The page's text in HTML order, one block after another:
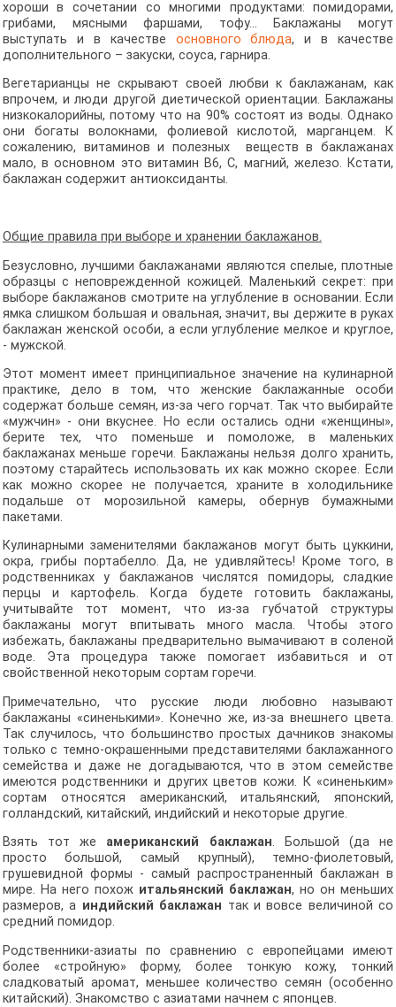
хороши в сочетании со многими продуктами: помидорами,
грибами, мясными фаршами, тофу… Баклажаны могут
выступать и в качестве основного блюда, и в качестве
дополнительного – закуски, соуса, гарнира.
Вегетарианцы не скрывают своей любви к баклажанам, как
впрочем, и люди другой диетической ориентации. Баклажаны
низкокалорийны, потому что на 90% состоят из воды. Однако
они богаты волокнами, фолиевой кислотой, марганцем. К
сожалению, витаминов и полезных веществ в баклажанах
мало, в основном это витамин В6, С, магний, железо. Кстати,
баклажан содержит антиоксиданты.
Общие правила при выборе и хранении баклажанов.
Безусловно, лучшими баклажанами являются спелые, плотные
образцы с неповрежденной кожицей. Маленький секрет: при
выборе баклажанов смотрите на углубление в основании. Если
ямка слишком большая и овальная, значит, вы держите в руках
баклажан женской особи, а если углубление мелкое и круглое,
- мужской.
Этот момент имеет принципиальное значение на кулинарной
практике, дело в том, что женские баклажанные особи
содержат больше семян, из-за чего горчат. Так что выбирайте
«мужчин» - они вкуснее. Но если остались одни «женщины»,
берите тех, что поменьше и помоложе, в маленьких
баклажанах меньше горечи. Баклажаны нельзя долго хранить,
поэтому старайтесь использовать их как можно скорее. Если
как можно скорее не получается, храните в холодильнике
подальше от морозильной камеры, обернув бумажными
пакетами.
Кулинарными заменителями баклажанов могут быть цуккини,
окра, грибы портабелло. Да, не удивляйтесь! Кроме того, в
родственниках у баклажанов числятся помидоры, сладкие
перцы и картофель. Когда будете готовить баклажаны,
учитывайте тот момент, что из-за губчатой структуры
баклажаны могут впитывать много масла. Чтобы этого
избежать, баклажаны предварительно вымачивают в соленой
воде. Эта процедура также помогает избавиться и от
свойственной некоторым сортам горечи.
Примечательно, что русские люди любовно называют
баклажаны «синенькими». Конечно же, из-за внешнего цвета.
Так случилось, что большинство простых дачников знакомы
только с темно-окрашенными представителями баклажанного
семейства и даже не догадываются, что в этом семействе
имеются родственники и других цветов кожи. К «синеньким»
сортам относятся американский, итальянский, японский,
голландский, китайский, индийский и некоторые другие.
Взять тот же американский баклажан. Большой (да не
просто большой, самый крупный), темно-фиолетовый,
грушевидной формы - самый распространенный баклажан в
мире. На него похож итальянский баклажан, но он меньших
размеров, а индийский баклажан так и вовсе величиной со
средний помидор.
Родственники-азиаты по сравнению с европейцами имеют
более «стройную» форму, более тонкую кожу, тонкий
сладковатый аромат, меньшее количество семян (особенно
китайский). Знакомство с азиатами начнем с японцев.